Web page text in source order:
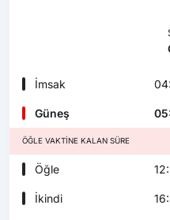
İmsak
Güneş
ÖĞLE VAKTINE KALAN SÜRE
Öğle
İkindi